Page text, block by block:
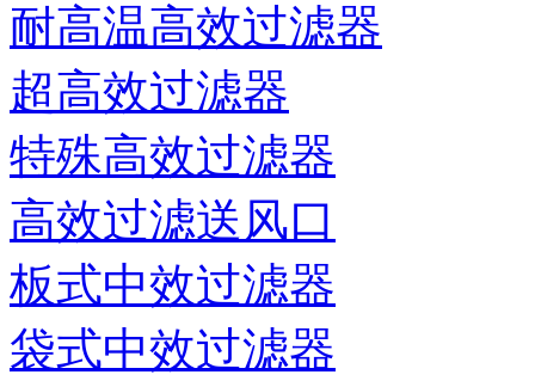
耐高温高效过滤器
超高效过滤器
特殊高效过滤器
高效过滤送风口
板式中效过滤器
袋式中效过滤器